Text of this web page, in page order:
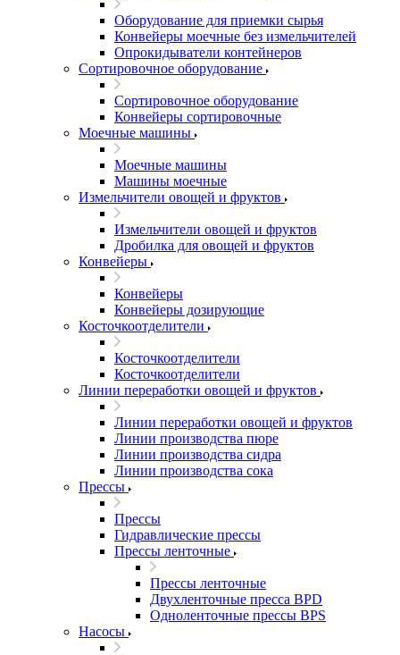
Оборудование для приемки сырья
Конвейеры моечные без измельчителей
Опрокидыватели контейнеров
Сортировочное оборудование
Сортировочное оборудование
Конвейеры сортировочные
Моечные машины
Моечные машины
Машины моечные
Измельчители овощей и фруктов
Измельчители овощей и фруктов
Дробилка для овощей и фруктов
Конвейеры
Конвейеры
Конвейеры дозирующие
Косточкоотделители
Косточкоотделители
Косточкоотделители
Линии переработки овощей и фруктов
Линии переработки овощей и фруктов
Линии производства пюре
Линии производства сидра
Линии производства сока
Прессы
Прессы
Гидравлические прессы
Прессы ленточные
Прессы ленточные
Двухленточные пресса BPD
Одноленточные прессы BPS
Насосы